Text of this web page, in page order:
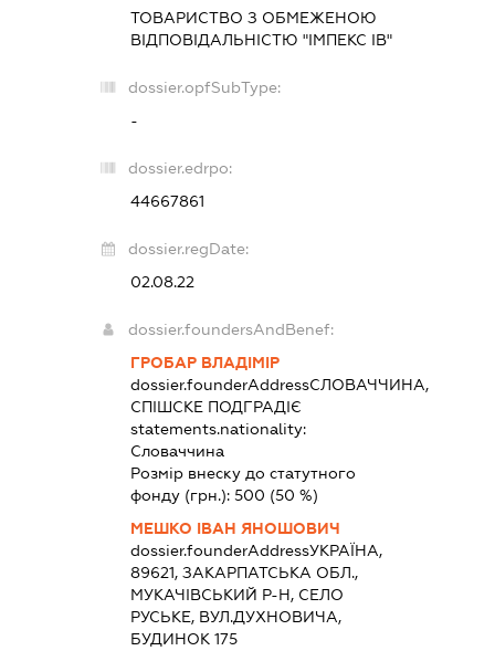
ТОВАРИСТВО З ОБМЕЖЕНОЮ
ВІДПОВІДАЛЬНІСТЮ "ІМПЕКС ІВ"
dossier.opfSubType:
-
dossier.edrpo:
44667861
dossier.regDate:
02.08.22
dossier.foundersAndBenef:
ГРОБАР ВЛАДІМІР
dossier.founderAddressСЛОВАЧЧИНА,
СПІШСКЕ ПОДГРАДІЄ
statements.nationality:
Словаччина
Розмір внеску до статутного
фонду (грн.): 500 (50 %)
МЕШКО ІВАН ЯНОШОВИЧ
dossier.founderAddressУКРАЇНА,
89621, ЗАКАРПАТСЬКА ОБЛ.,
МУКАЧІВСЬКИЙ Р-Н, СЕЛО
РУСЬКЕ, ВУЛ.ДУХНОВИЧА,
БУДИНОК 175